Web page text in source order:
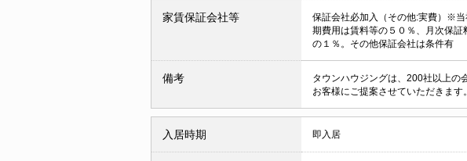
家賃保証会社等
保証会社必加入（その他:実費）※当
期費用は賃料等の５０％、月次保証
の１％。その他保証会社は条件有
備考
タウンハウジングは、200社以上の
お客様にご提案させていただきま
入居時期 即入居